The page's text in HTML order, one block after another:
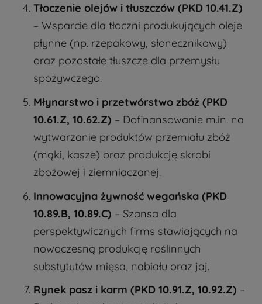
Tłoczenie olejów i tłuszczów (PKD 10.41.Z)
– Wsparcie dla tłoczni produkujących oleje
płynne (np. rzepakowy, słonecznikowy)
oraz pozostałe tłuszcze dla przemysłu
spożywczego.
Młynarstwo i przetwórstwo zbóż (PKD
10.61.Z, 10.62.Z) – Dofinansowanie m.in. na
wytwarzanie produktów przemiału zbóż
(mąki, kasze) oraz produkcję skrobi
zbożowej i ziemniaczanej.
Innowacyjna żywność wegańska (PKD
10.89.B, 10.89.C) – Szansa dla
perspektywicznych firms stawiających na
nowoczesną produkcję roślinnych
substytutów mięsa, nabiału oraz jaj.
Rynek pasz i karm (PKD 10.91.Z, 10.92.Z) –